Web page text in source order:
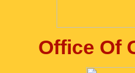
Office Of